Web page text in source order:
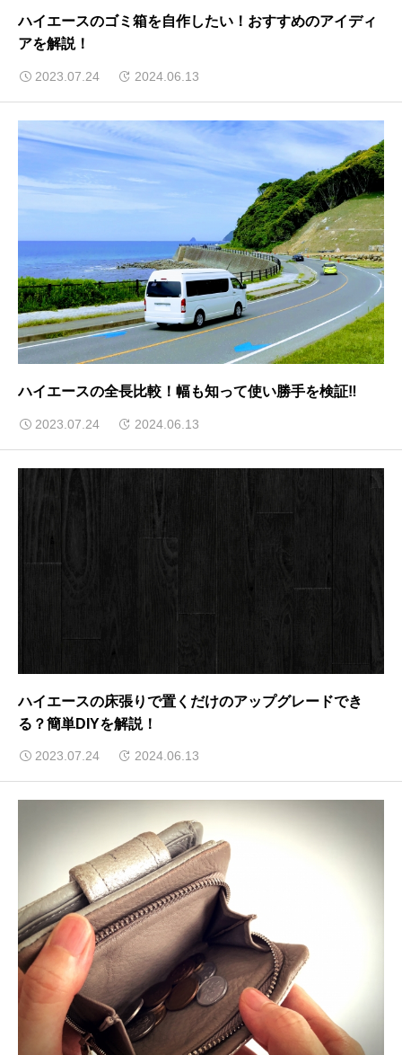
ハイエースのゴミ箱を自作したい！おすすめのアイディ
アを解説！
2023.07.24 2024.06.13
ハイエースの全長比較！幅も知って使い勝手を検証‼︎
2023.07.24 2024.06.13
ハイエースの床張りで置くだけのアップグレードでき
る？簡単DIYを解説！
2023.07.24 2024.06.13